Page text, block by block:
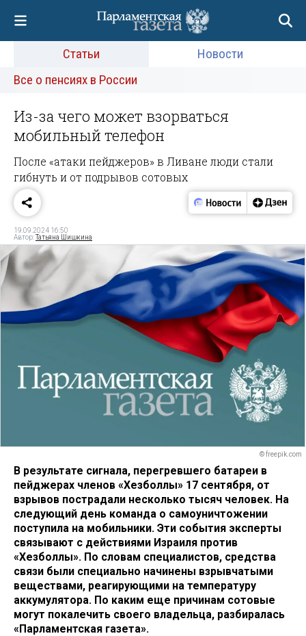
Статьи
Новости
Все о пенсиях в России
Из-за чего может взорваться
мобильный телефон
После «атаки пейджеров» в Ливане люди стали
гибнуть и от подрывов сотовых
19.09.2024 16:50
Автор:Татьяна Шишкина
© freepik.com
В результате сигнала, перегревшего батареи в
пейджерах членов «Хезболлы» 17 сентября, от
взрывов пострадали несколько тысяч человек. На
следующий день команда о самоуничтожении
поступила на мобильники. Эти события эксперты
связывают с действиями Израиля против
«Хезболлы». По словам специалистов, средства
связи были специально начинены взрывчатыми
веществами, реагирующими на температуру
аккумулятора. По каким еще причинам сотовые
могут покалечить своего владельца, разбиралась
«Парламентская газета».